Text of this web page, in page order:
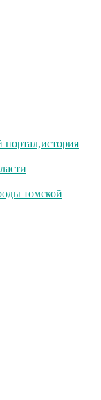
портал,история
томской